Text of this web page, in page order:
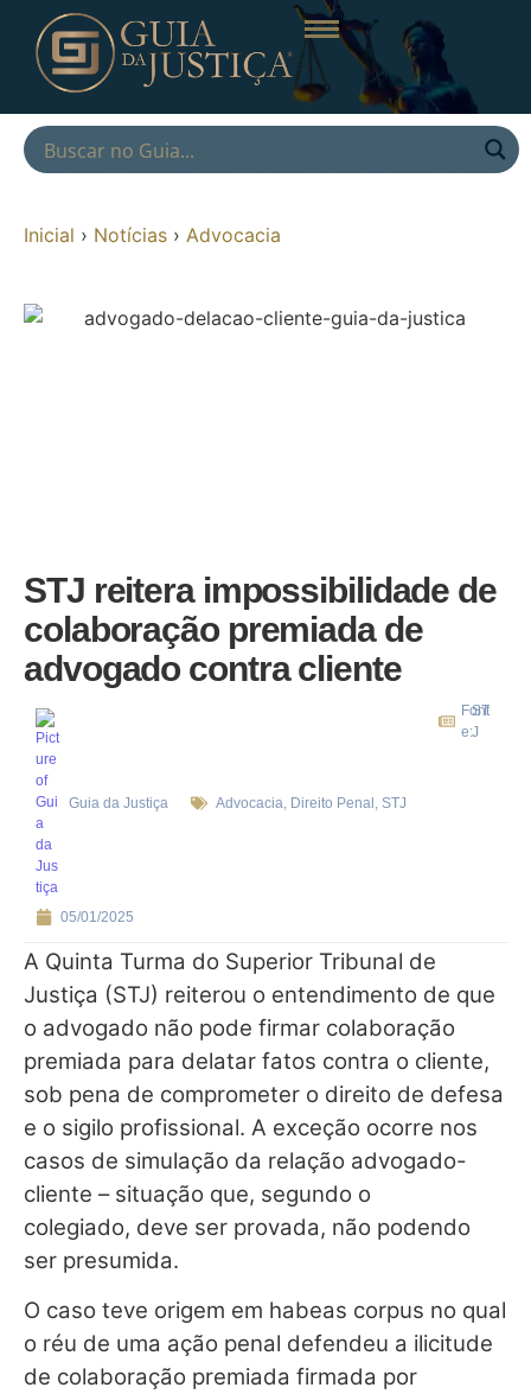
Inicial › Notícias › Advocacia
STJ reitera impossibilidade de
colaboração premiada de
advogado contra cliente
Guia da Justiça Advocacia Direito Penal STJ
05/01/2025
Font
e:
ST
J
​A Quinta Turma do Superior Tribunal de
Justiça (STJ) reiterou o entendimento de que
o advogado não pode firmar colaboração
premiada para delatar fatos contra o cliente,
sob pena de comprometer o direito de defesa
e o sigilo profissional. A exceção ocorre nos
casos de simulação da relação advogado-
cliente – situação que, segundo o
colegiado, deve ser provada, não podendo
ser presumida.
O caso teve origem em habeas corpus no qual
o réu de uma ação penal defendeu a ilicitude
de colaboração premiada firmada por